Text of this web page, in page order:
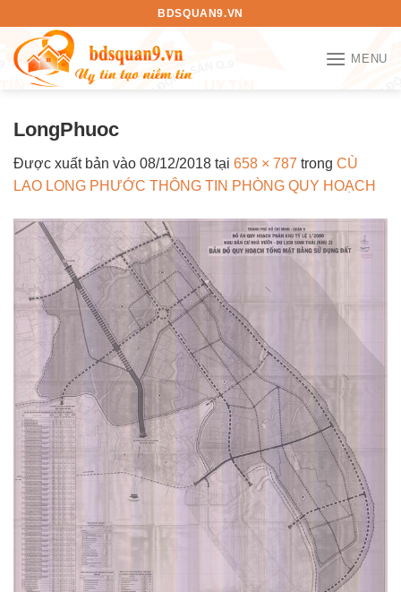
nội
dung
BDSQUAN9.VN
MENU
LongPhuoc
Được xuất bản vào 08/12/2018 tại 658 × 787 trong CÙ
LAO LONG PHƯỚC THÔNG TIN PHÒNG QUY HOẠCH